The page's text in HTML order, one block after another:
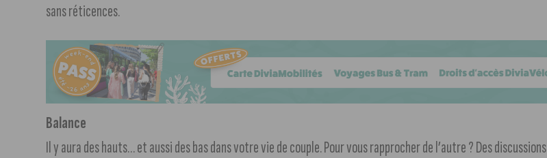
sans réticences.
Balance
Il y aura des hauts… et aussi des bas dans votre vie de couple. Pour vous rapprocher de l’autre ? Des discussions